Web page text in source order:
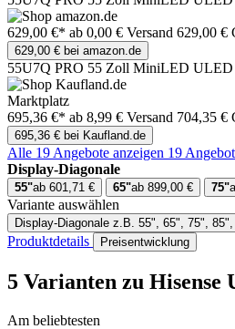
629,00 €* ab 0,00 € Versand 629,00 €
629,00 € bei amazon.de
55U7Q PRO 55 Zoll MiniLED
Marktplatz
695,36 €* ab 8,99 € Versand 704,35 €
695,36 € bei Kaufland.de
Alle 19 Angebote anzeigen 19
Display-Diagonale
55"ab 601,71 € 65"ab 899,00 € 75"
Variante auswählen
Display-Diagonale z.B. 55", 65", 75", 85",
Produktdetails Preisentwicklung
5 Varianten zu
Am beliebtesten